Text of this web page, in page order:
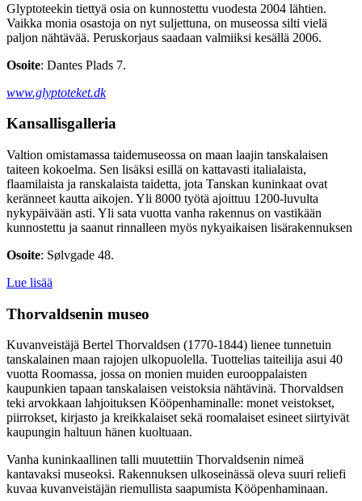
Glyptoteekin tiettyä osia on kunnostettu vuodesta 2004 lähtien.
Vaikka monia osastoja on nyt suljettuna, on museossa silti vielä
paljon nähtävää. Peruskorjaus saadaan valmiiksi kesällä 2006.
Osoite: Dantes Plads 7.
www.glyptoteket.dk
Kansallisgalleria
Valtion omistamassa taidemuseossa on maan laajin tanskalaisen
taiteen kokoelma. Sen lisäksi esillä on kattavasti italialaista,
flaamilaista ja ranskalaista taidetta, jota Tanskan kuninkaat ovat
keränneet kautta aikojen. Yli 8000 työtä ajoittuu 1200-luvulta
nykypäivään asti. Yli sata vuotta vanha rakennus on vastikään
kunnostettu ja saanut rinnalleen myös nykyaikaisen lisärakennuksen
Osoite: Sølvgade 48.
Lue lisää
Thorvaldsenin museo
Kuvanveistäjä Bertel Thorvaldsen (1770-1844) lienee tunnetuin
tanskalainen maan rajojen ulkopuolella. Tuottelias taiteilija asui 40
vuotta Roomassa, jossa on monien muiden eurooppalaisten
kaupunkien tapaan tanskalaisen veistoksia nähtävinä. Thorvaldsen
teki arvokkaan lahjoituksen Kööpenhaminalle: monet veistokset,
piirrokset, kirjasto ja kreikkalaiset sekä roomalaiset esineet siirtyivät
kaupungin haltuun hänen kuoltuaan.
Vanha kuninkaallinen talli muutettiin Thorvaldsenin nimeä
kantavaksi museoksi. Rakennuksen ulkoseinässä oleva suuri reliefi
kuvaa kuvanveistäjän riemullista saapumista Kööpenhaminaan.